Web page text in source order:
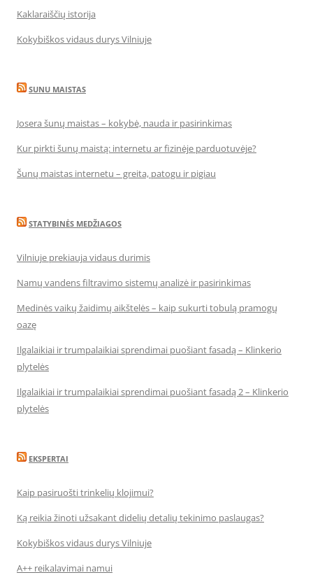
Kaklaraiščių istorija
Kokybiškos vidaus durys Vilniuje
SUNU MAISTAS
Josera šunų maistas – kokybė, nauda ir pasirinkimas
Kur pirkti šunų maistą: internetu ar fizinėje parduotuvėje?
Šunų maistas internetu – greita, patogu ir pigiau
STATYBINĖS MEDŽIAGOS
Vilniuje prekiauja vidaus durimis
Namų vandens filtravimo sistemų analizė ir pasirinkimas
Medinės vaikų žaidimų aikštelės – kaip sukurti tobulą pramogų
oazę
Ilgalaikiai ir trumpalaikiai sprendimai puošiant fasadą – Klinkerio
plytelės
Ilgalaikiai ir trumpalaikiai sprendimai puošiant fasadą 2 – Klinkerio
plytelės
EKSPERTAI
Kaip pasiruošti trinkelių klojimui?
Ką reikia žinoti užsakant didelių detalių tekinimo paslaugas?
Kokybiškos vidaus durys Vilniuje
A++ reikalavimai namui